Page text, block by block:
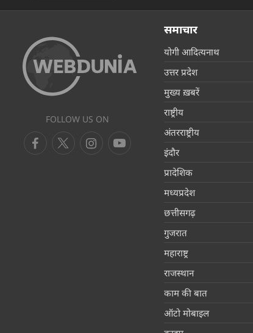
FOLLOW US ON
समाचार
योगी आदित्यनाथ
उत्तर प्रदेश
मुख्य ख़बरें
राष्ट्रीय
अंतरराष्ट्रीय
इंदौर
प्रादेशिक
मध्यप्रदेश
छत्तीसगढ़
गुजरात
महाराष्ट्र
राजस्थान
काम की बात
ऑटो मोबाइल